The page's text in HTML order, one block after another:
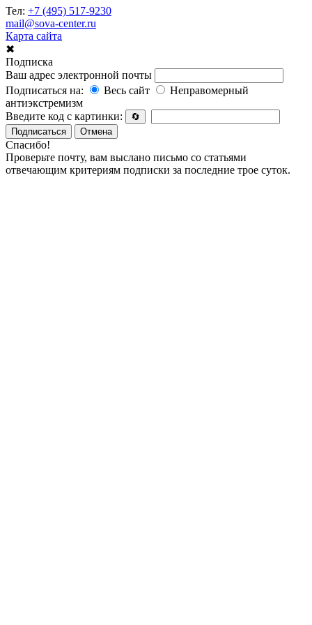
Тел: +7 (495) 517-9230
mail@sova-center.ru
Карта сайта
✖
Подписка
Ваш адрес электронной почты
Подписаться на:
Весь сайт
Неправомерный
антиэкстремизм
Введите код с картинки:
🔄
Подписаться
Отмена
Спасибо!
Проверьте почту, вам выслано письмо со статьями
отвечающим критериям подписки за последние трое суток.